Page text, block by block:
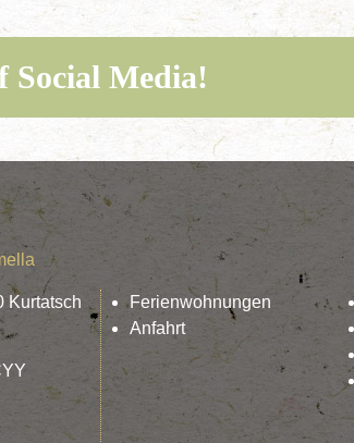
Social Media!
Kurtatsch
Ferienwohnungen
Anfahrt